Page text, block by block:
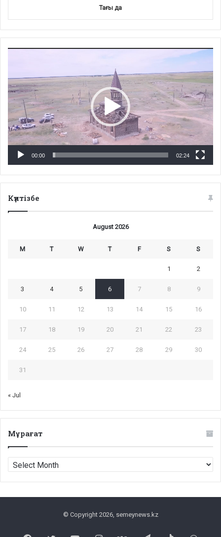
Тағы да
00:00 02:24
Күнтізбе
August 2026
M T W T F S S
1 2
3 4 5 6 7 8 9
10 11 12 13 14 15 16
17 18 19 20 21 22 23
24 25 26 27 28 29 30
31
« Jul
Мұрағат
Мұрағат
© Copyright 2026, semeynews.kz